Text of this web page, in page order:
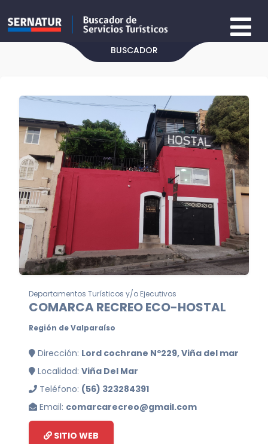
BUSCADOR
Departamentos Turísticos y/o Ejecutivos
COMARCA RECREO ECO-HOSTAL
Región de Valparaíso
Dirección: Lord cochrane Nº229, Viña del mar
Localidad: Viña Del Mar
Teléfono: (56) 323284391
Email: comarcarecreo@gmail.com
SITIO WEB